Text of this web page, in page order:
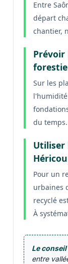
Entre
départ
chantier,
Sur les
du temps.
Utiliser
Pour un
urbaines
recyclé
À
Le
entre